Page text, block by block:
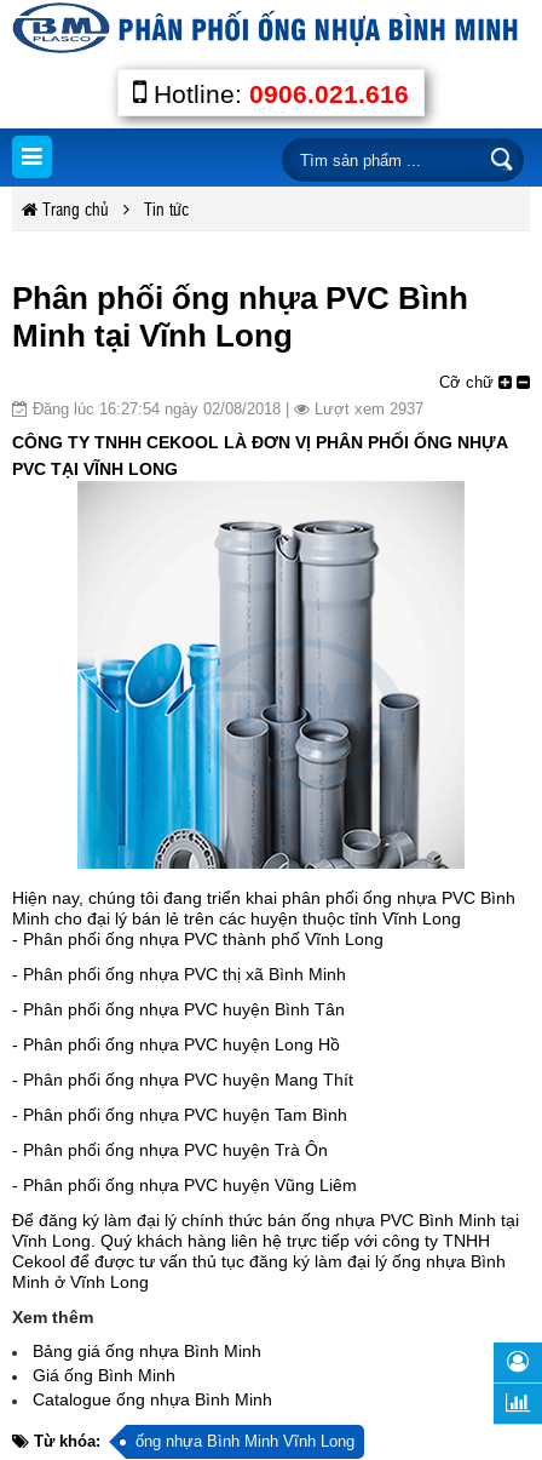
Hotline: 0906.021.616
Trang chủ Tin tức
Phân phối ống nhựa PVC Bình
Minh tại Vĩnh Long
Cỡ chữ
Đăng lúc 16:27:54 ngày 02/08/2018 |
Lượt xem 2937
CÔNG TY TNHH CEKOOL LÀ ĐƠN VỊ PHÂN PHỐI ỐNG NHỰA
PVC TẠI VĨNH LONG
Hiện nay, chúng tôi đang triển khai phân phối ống nhựa PVC Bình
Minh cho đại lý bán lẻ trên các huyện thuộc tỉnh Vĩnh Long
- Phân phối ống nhựa PVC thành phố Vĩnh Long
- Phân phối ống nhựa PVC thị xã Bình Minh
- Phân phối ống nhựa PVC huyện Bình Tân
- Phân phối ống nhựa PVC huyện Long Hồ
- Phân phối ống nhựa PVC huyện Mang Thít
- Phân phối ống nhựa PVC huyện Tam Bình
- Phân phối ống nhựa PVC huyện Trà Ôn
- Phân phối ống nhựa PVC huyện Vũng Liêm
Để đăng ký làm đại lý chính thức bán ống nhựa PVC Bình Minh tại
Vĩnh Long. Quý khách hàng liên hệ trực tiếp với công ty TNHH
Cekool để được tư vấn thủ tục đăng ký làm đại lý ống nhựa Bình
Minh ở Vĩnh Long
Xem thêm
Bảng giá ống nhựa Bình Minh
Giá ống Bình Minh
Catalogue ống nhựa Bình Minh
Từ khóa: ống nhựa Bình Minh Vĩnh Long